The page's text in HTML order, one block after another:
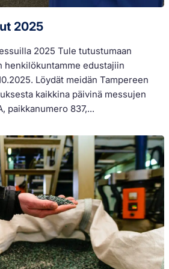
2025
2025 Tule tutustumaan
edustajiin
Löydät meidän Tampereen
kaikkina päivinä messujen
paikkanumero 837,...